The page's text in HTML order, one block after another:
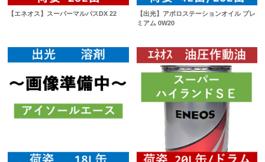
【エネオス】スーパーマルパスDX 22
【出光】アポロステーションオイル プレ
ミアム 0W20